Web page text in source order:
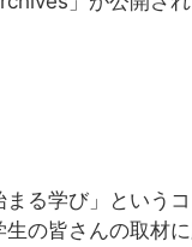
る学び」という
の皆さんの取材